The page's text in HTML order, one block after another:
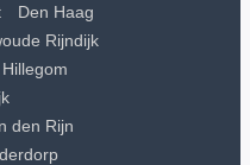
Den Haag
Rijndijk
Hillegom
den Rijn